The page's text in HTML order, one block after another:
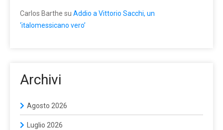
Carlos Barthe su Addio a Vittorio Sacchi, un
‘italomessicano vero’
Archivi
Agosto 2026
Luglio 2026